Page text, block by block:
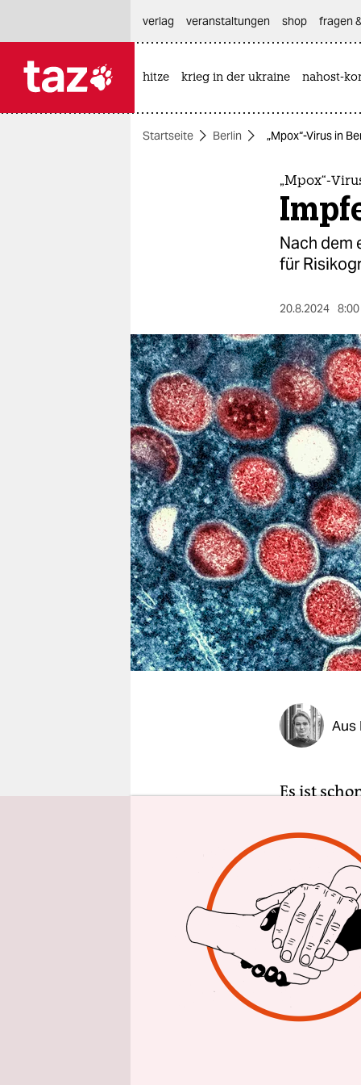
themen
berlin
nord
wahrheit
verlag
verlag
veranstaltungen
shop
fragen & hilfe
unterstützen
abo
verlag
veranstaltungen shop fragen
hitze krieg in der ukraine nahost-
Startseite Berlin „Mpox“-Virus in
„Mpox“-
Nach dem
für
20.8.2024
Aus
Es ist
Am
Variante
sind laut
Erregers
uns,